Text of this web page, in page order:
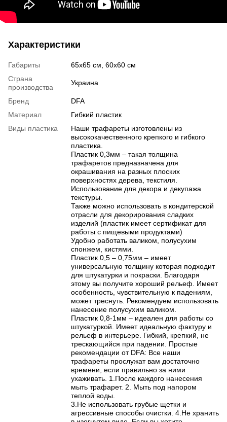
Характеристики
Габариты
65x65 см, 60x60 см
Страна
производства
Украина
Бренд
DFA
Материал
Гибкий пластик
Виды пластика
Наши трафареты изготовлены из
высококачественного крепкого и гибкого
пластика.
Пластик 0,3мм – такая толщина
трафаретов предназначена для
окрашивания на разных плоских
поверхностях дерева, текстиля.
Использование для декора и декупажа
текстуры.
Также можно использовать в кондитерской
отрасли для декорирования сладких
изделий (пластик имеет сертификат для
работы с пищевыми продуктами)
Удобно работать валиком, полусухим
спонжем, кистями.
Пластик 0,5 – 0,75мм – имеет
универсальную толщину которая подходит
для штукатурки и покраски. Благодаря
этому вы получите хороший рельеф. Имеет
особенность, чувствительную к падениям,
может треснуть. Рекомендуем использовать
нанесение полусухим валиком.
Пластик 0,8-1мм – идеален для работы со
штукатуркой. Имеет идеальную фактуру и
рельеф в интерьере. Гибкий, крепкий, не
трескающийся при падении. Простые
рекомендации от DFA: Все наши
трафареты прослужат вам достаточно
времени, если правильно за ними
ухаживать. 1.После каждого нанесения
мыть трафарет. 2. Мыть под напором
теплой воды.
3.Не использовать грубые щетки и
агрессивные способы очистки. 4.Не хранить